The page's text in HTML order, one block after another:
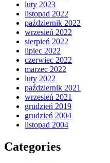
luty 2023
listopad 2022
październik 2022
wrzesień 2022
sierpień 2022
lipiec 2022
czerwiec 2022
marzec 2022
luty 2022
październik 2021
wrzesień 2021
grudzień 2019
grudzień 2004
listopad 2004
Categories